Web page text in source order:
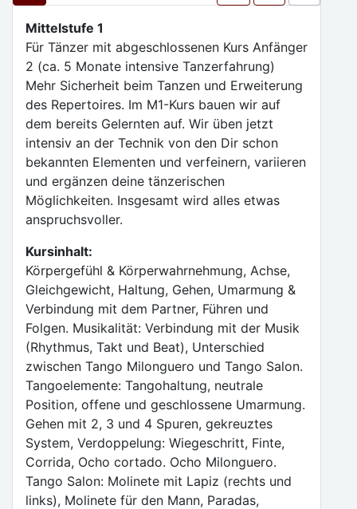
Mittelstufe 1
Für Tänzer mit abgeschlossenen Kurs Anfänger
2 (ca. 5 Monate intensive Tanzerfahrung)
Mehr Sicherheit beim Tanzen und Erweiterung
des Repertoires. Im M1-Kurs bauen wir auf
dem bereits Gelernten auf. Wir üben jetzt
intensiv an der Technik von den Dir schon
bekannten Elementen und verfeinern, variieren
und ergänzen deine tänzerischen
Möglichkeiten. Insgesamt wird alles etwas
anspruchsvoller.
Kursinhalt:
Körpergefühl & Körperwahrnehmung, Achse,
Gleichgewicht, Haltung, Gehen, Umarmung &
Verbindung mit dem Partner, Führen und
Folgen. Musikalität: Verbindung mit der Musik
(Rhythmus, Takt und Beat), Unterschied
zwischen Tango Milonguero und Tango Salon.
Tangoelemente: Tangohaltung, neutrale
Position, offene und geschlossene Umarmung.
Gehen mit 2, 3 und 4 Spuren, gekreuztes
System, Verdoppelung: Wiegeschritt, Finte,
Corrida, Ocho cortado. Ocho Milonguero.
Tango Salon: Molinete mit Lapiz (rechts und
links), Molinete für den Mann, Paradas,